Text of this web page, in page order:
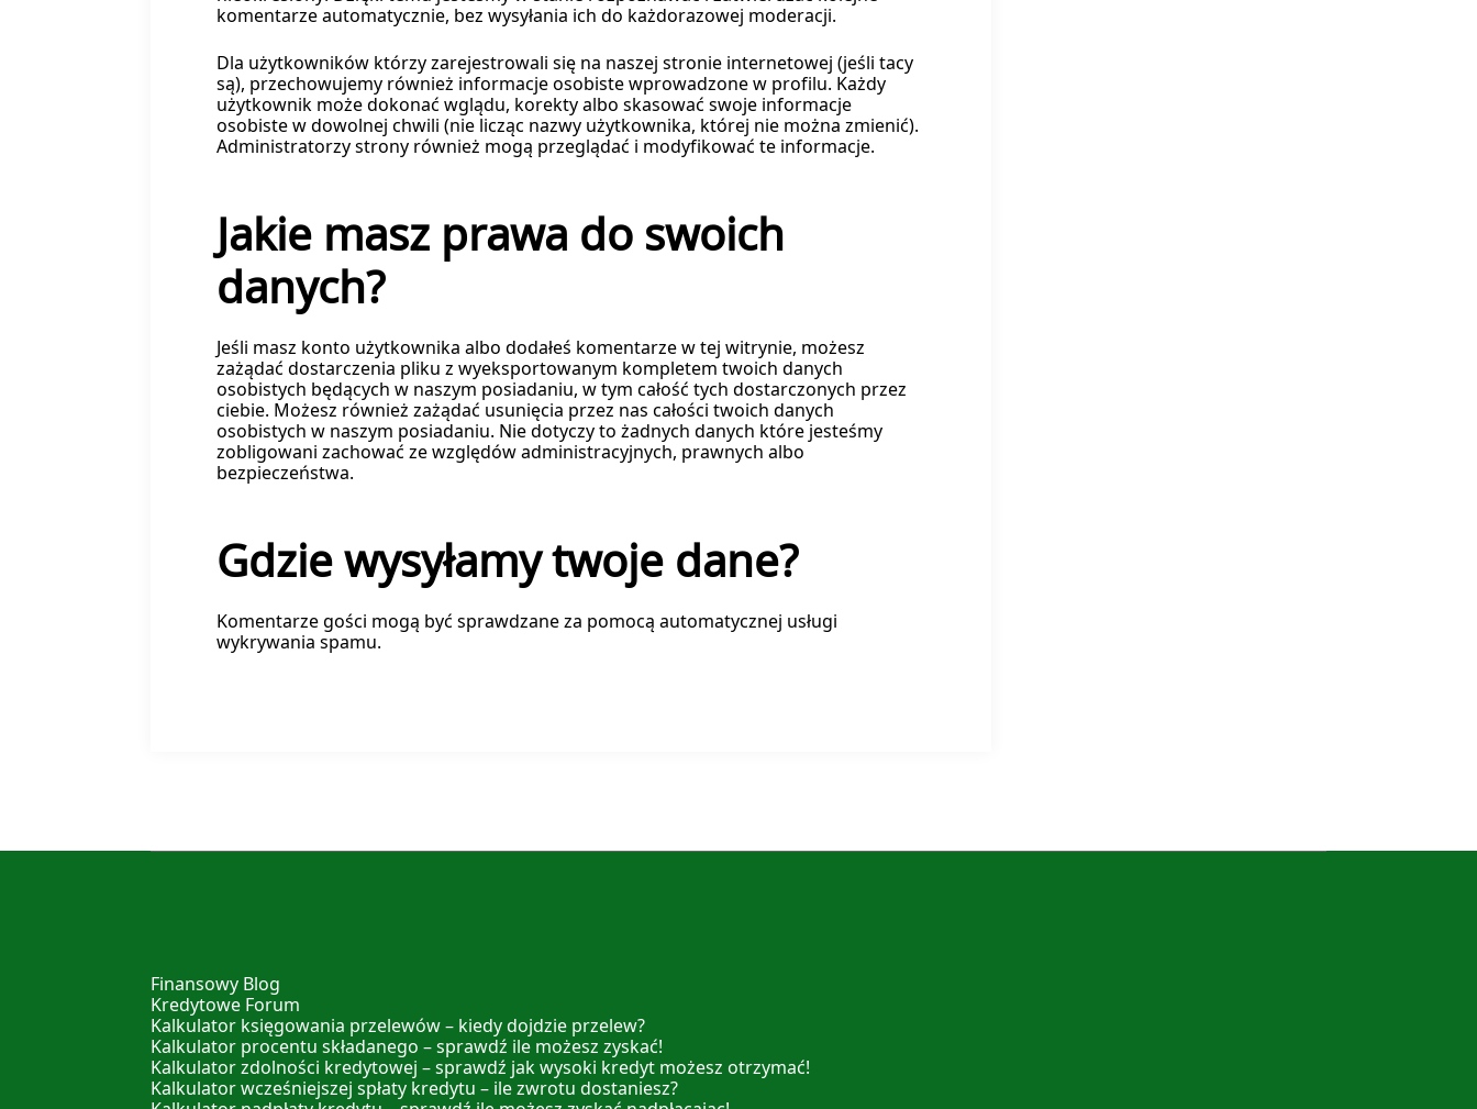
komentarze automatycznie, bez wysyłania ich do każdorazowej moderacji.
Dla użytkowników którzy zarejestrowali się na naszej stronie internetowej (jeśli tacy
są), przechowujemy również informacje osobiste wprowadzone w profilu. Każdy
użytkownik może dokonać wglądu, korekty albo skasować swoje informacje
osobiste w dowolnej chwili (nie licząc nazwy użytkownika, której nie można zmienić).
Administratorzy strony również mogą przeglądać i modyfikować te informacje.
Jakie masz prawa do swoich
danych?
Jeśli masz konto użytkownika albo dodałeś komentarze w tej witrynie, możesz
zażądać dostarczenia pliku z wyeksportowanym kompletem twoich danych
osobistych będących w naszym posiadaniu, w tym całość tych dostarczonych przez
ciebie. Możesz również zażądać usunięcia przez nas całości twoich danych
osobistych w naszym posiadaniu. Nie dotyczy to żadnych danych które jesteśmy
zobligowani zachować ze względów administracyjnych, prawnych albo
bezpieczeństwa.
Gdzie wysyłamy twoje dane?
Komentarze gości mogą być sprawdzane za pomocą automatycznej usługi
wykrywania spamu.
Finansowy Blog
Kredytowe Forum
Kalkulator księgowania przelewów – kiedy dojdzie przelew?
Kalkulator procentu składanego – sprawdź ile możesz zyskać!
Kalkulator zdolności kredytowej – sprawdź jak wysoki kredyt możesz otrzymać!
Kalkulator wcześniejszej spłaty kredytu – ile zwrotu dostaniesz?